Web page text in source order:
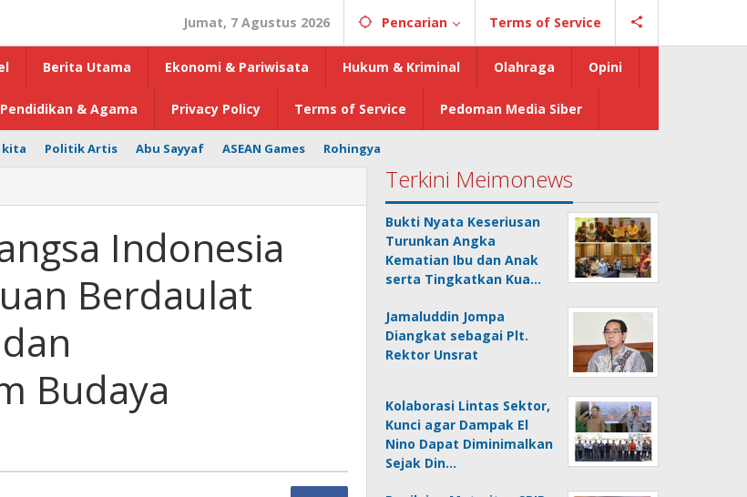
Jumat, 7 Agustus 2026 Pencarian Terms of Service
Berita Utama Ekonomi & Pariwisata Hukum & Kriminal Olahraga Opini
Pendidikan & Agama Privacy Policy Terms of Service Pedoman Media Siber
kita Politik Artis Abu Sayyaf ASEAN Games Rohingya
Indonesia
Berdaulat
Budaya
Terkini Meimonews
Bukti Nyata Keseriusan
Turunkan Angka
Kematian Ibu dan Anak
serta Tingkatkan Kua…
Jamaluddin Jompa
Diangkat sebagai Plt.
Rektor Unsrat
Kolaborasi Lintas Sektor,
Kunci agar Dampak El
Nino Dapat Diminimalkan
Sejak Din…